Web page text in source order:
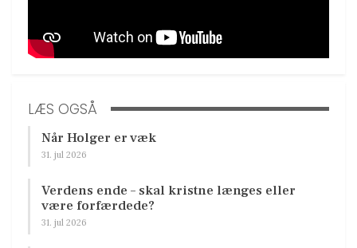
LÆS OGSÅ
Når Holger er væk
31. jul 2026
Verdens ende – skal kristne længes eller
være forfærdede?
31. jul 2026